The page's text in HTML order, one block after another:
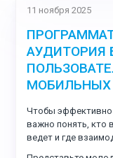
11 ноября 2025
АУДИТОРИЯ
Чтобы эффективно
важно понять, кто
ведет и где